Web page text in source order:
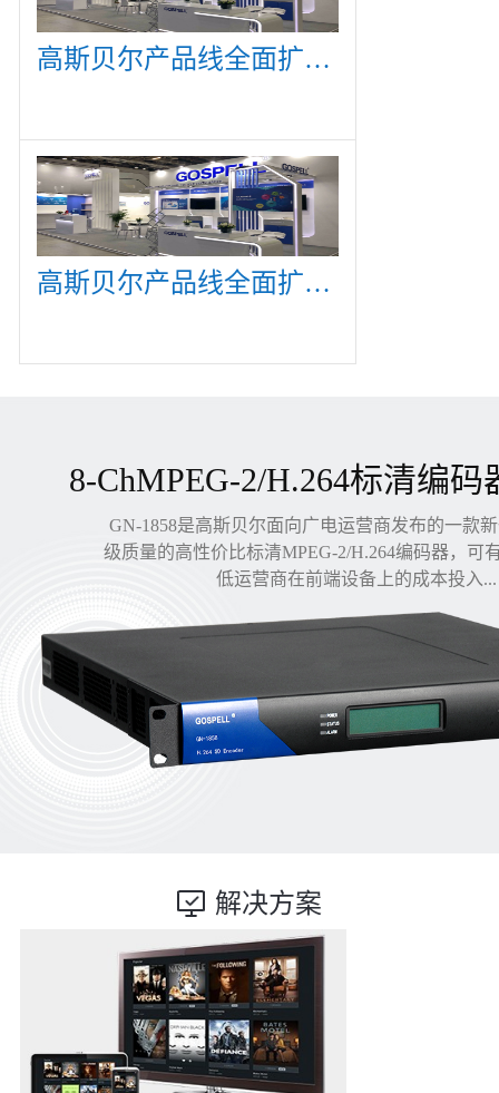
高斯贝尔产品线全面扩展，众多新产品亮相CommunicAsia 2019
高斯贝尔产品线全面扩展，众多新产品亮相CommunicAsia 2019
8-ChMPEG-2/H.264标清编码
GN-1858是高斯贝尔面向广电运营商发布的一款
级质量的高性价比标清MPEG-2/H.264编码器，可
低运营商在前端设备上的成本投入...
解决方案